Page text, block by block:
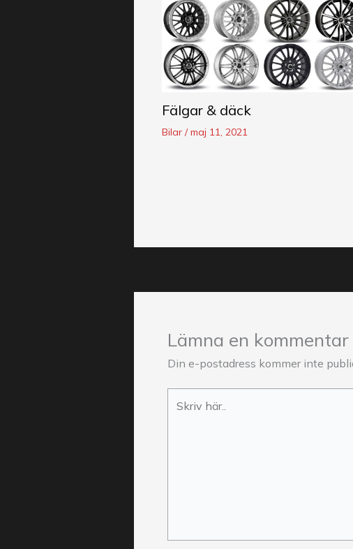
Fälgar & däck
Bilar /maj 11, 2021
Lämna en kommentar
Din e-postadress kommer inte
här..